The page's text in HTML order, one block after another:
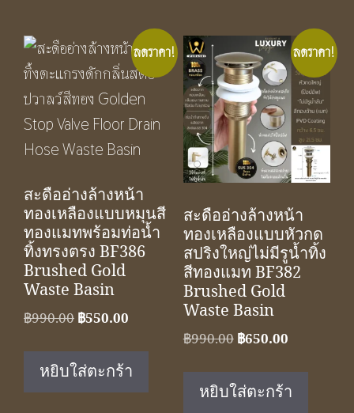
ลดราคา!
สะดืออ่างล้างหน้า
ทองเหลืองแบบหมุนสี
ทองแมทพร้อมท่อน้ำ
ทิ้งทรงตรง BF386
Brushed Gold
Waste Basin
฿990.00 Original
was:
฿990.00.
฿550.00
฿550.00.
หยิบใส่ตะกร้า
ลดราคา!
สะดืออ่างล้างหน้า
ทองเหลืองแบบหัวกด
สปริงใหญ่ไม่มีรูน้ำทิ้ง
สีทองแมท BF382
Brushed Gold
Waste Basin
฿990.00 Original
was:
฿990.00.
฿650.00Current
฿650.00.
หยิบใส่ตะกร้า